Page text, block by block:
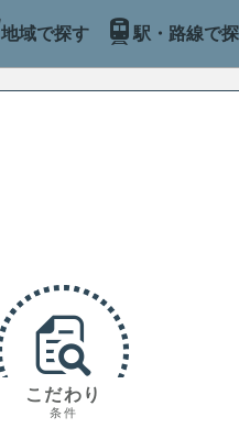
地域で探す 駅・路線で
こだわり
条件